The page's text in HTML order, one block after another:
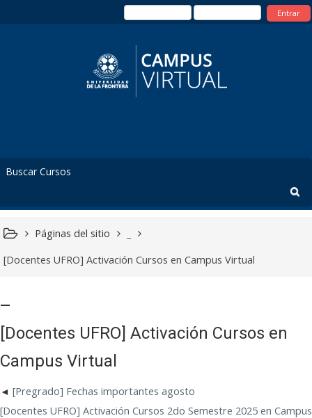
Entrar
Páginas del sitio
[Docentes UFRO] Activación Cursos en Campus Virtual
[Docentes UFRO] Activación Cursos en
Campus Virtual
[Pregrado] Fechas importantes agosto
[Docentes UFRO] Activación Cursos 2do Semestre 2025 en Campus